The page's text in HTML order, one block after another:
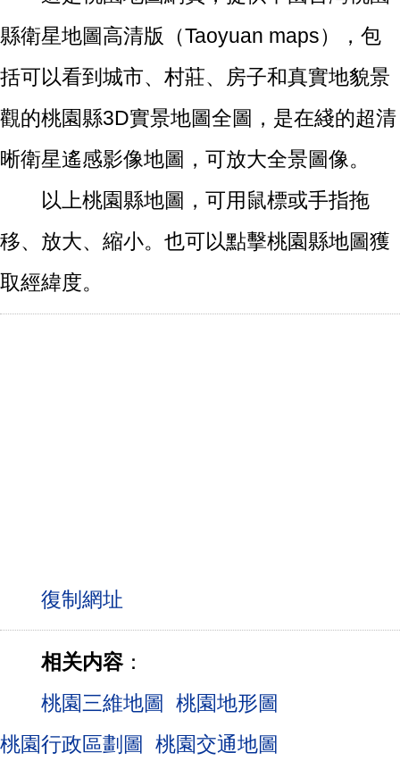
縣衛星地圖高清版（Taoyuan maps），包
括可以看到城市、村莊、房子和真實地貌景
觀的桃園縣3D實景地圖全圖，是在綫的超清
晰衛星遙感影像地圖，可放大全景圖像。
以上桃園縣地圖，可用鼠標或手指拖
移、放大、縮小。也可以點擊桃園縣地圖獲
取經緯度。
相关内容：
桃園三維地圖 桃園地形圖
桃園行政區劃圖 桃園交通地圖